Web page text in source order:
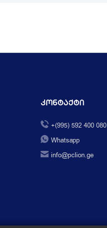
Კონტაქტი
+(995) 592 400 080
Whatsapp
info@pclion.ge